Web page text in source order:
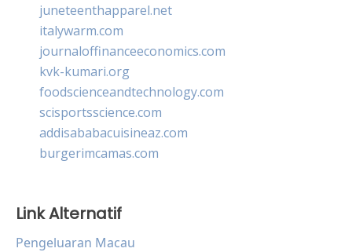
juneteenthapparel.net
italywarm.com
journaloffinanceeconomics.com
kvk-kumari.org
foodscienceandtechnology.com
scisportsscience.com
addisababacuisineaz.com
burgerimcamas.com
Link Alternatif
Pengeluaran Macau